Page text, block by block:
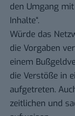
den Umgang
Inhalte“.
Würde das
die Vorgaben
einem
die Verstöße in
aufgetreten.
zeitlichen und